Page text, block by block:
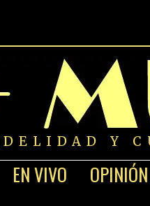
Y
EN VIVO